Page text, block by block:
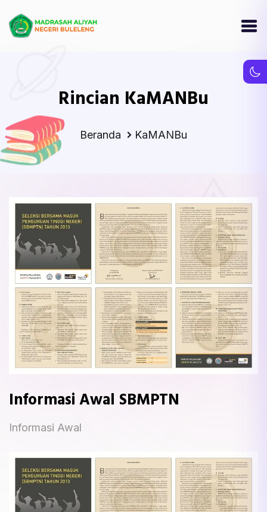
Rincian KaMANBu
Beranda KaMANBu
Informasi Awal SBMPTN
Informasi Awal